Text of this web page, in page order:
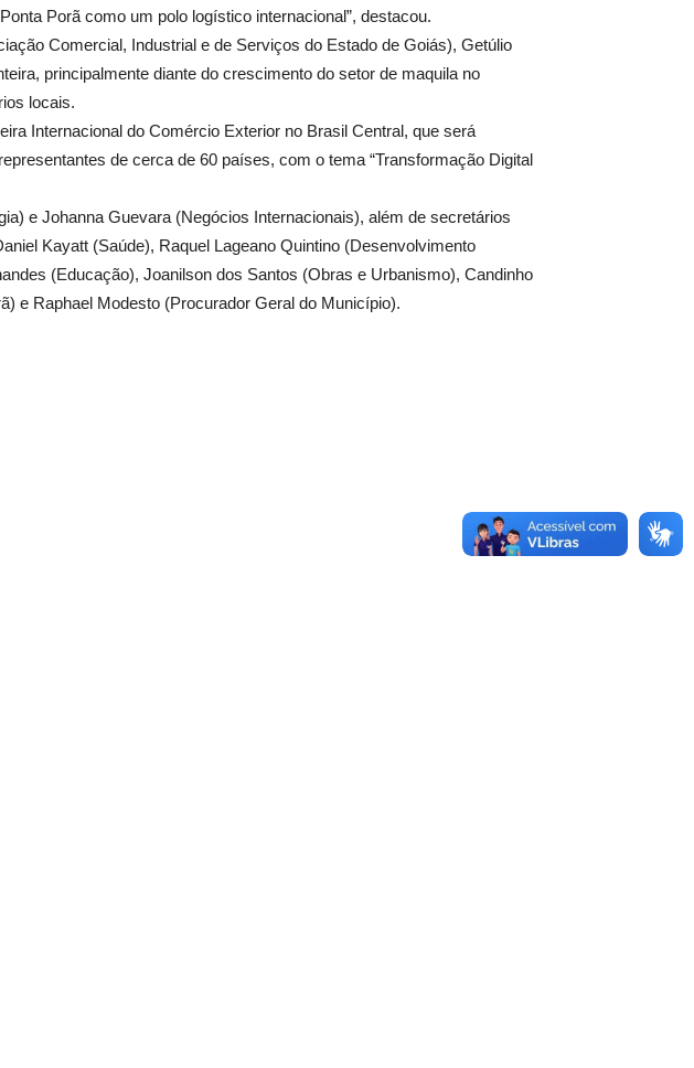
Porã como um polo logístico internacional”, destacou.
Comercial, Industrial e de Serviços do Estado de Goiás), Getúlio
principalmente diante do crescimento do setor de maquila no
locais.
Internacional do Comércio Exterior no Brasil Central, que será
de cerca de 60 países, com o tema “Transformação Digital
e Johanna Guevara (Negócios Internacionais), além de secretários
Kayatt (Saúde), Raquel Lageano Quintino (Desenvolvimento
(Educação), Joanilson dos Santos (Obras e Urbanismo), Candinho
e Raphael Modesto (Procurador Geral do Município).